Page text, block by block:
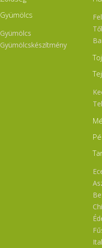
magyartarka teheneink
(3,8-4,2%-os zsírtartalmú
így az állaga lágy és
Nem kell félni a
zsírtartalomtól, hiszen a
oldódó vitaminok ( A, D, E,
vitamin) így bent marad
sajtban. 250-400g-
vákuumcsomagoljuk, így
hónapokig is
minőségét.
tökéletes választás. :) ,, Ételed
életed! " Baráti
Gyümölcs
Gyümölcs
Gyümölcskészítmény
Ital